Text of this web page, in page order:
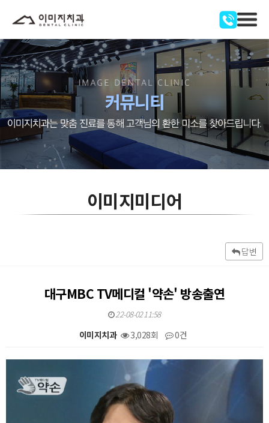
이미지미디어
답변
대구MBC TV메디컬 '약손' 방송출연
22-08-02 11:58
이미지치과 3,028회 0건